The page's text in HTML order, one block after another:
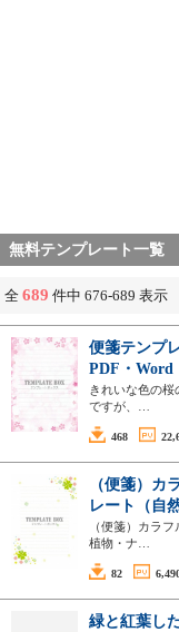
無料テンプレート一覧
全 689 件中 676-689 表示
便箋テンプ
PDF・Word
きれいな色の
ですが、…
468
（便箋）カ
レート（自
（便箋）カラ
植物・ナ…
82
緑と紅葉し